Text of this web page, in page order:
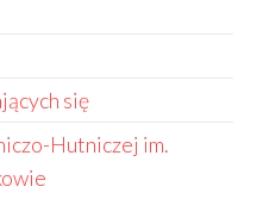
się
Hutniczej im.